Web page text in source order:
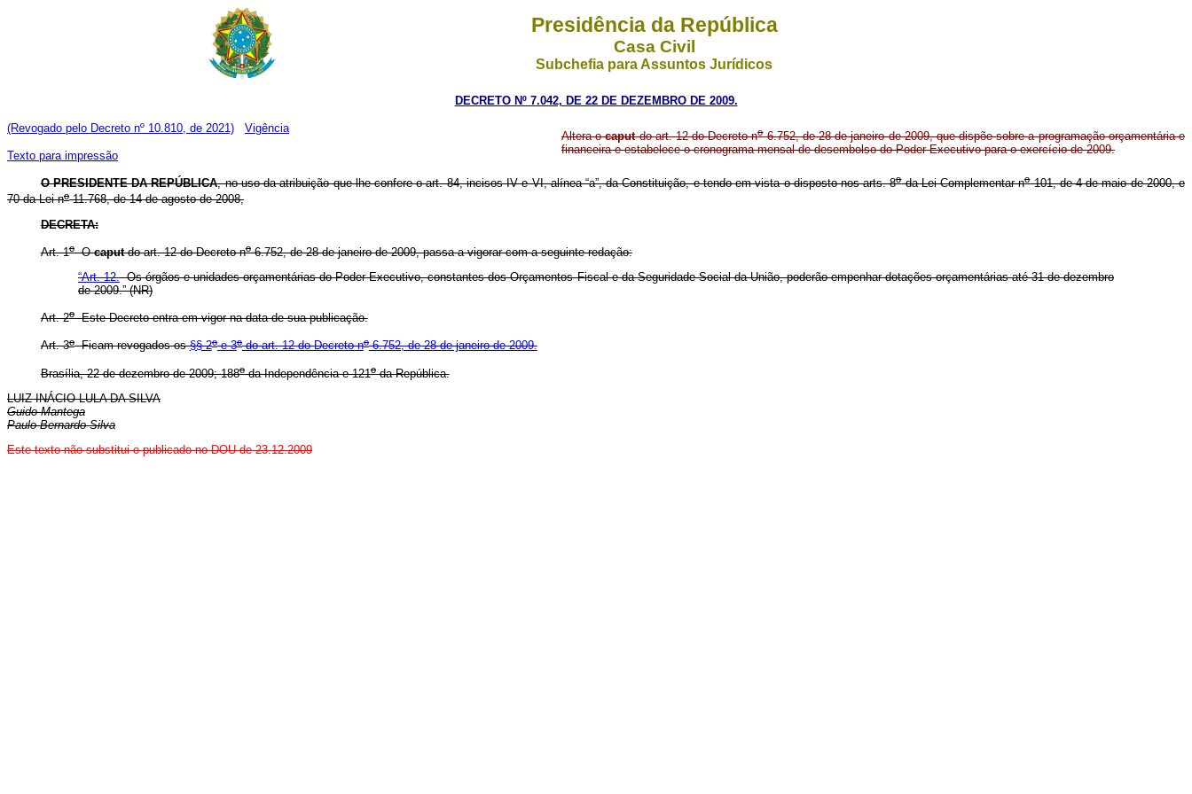
Presidência da República
Casa Civil
Subchefia para Assuntos Jurídicos
DECRETO Nº 7.042, DE 22 DE DEZEMBRO DE 2009.
(Revogado pelo Decreto nº 10.810, de 2021) Vigência
Texto para impressão
Altera ocaputdo art. 12 do Decreto no6.752, de 28 de janeiro de 2009, que dispõe sobre a programação orçamentária e
financeira e estabelece o cronograma mensal de desembolso do Poder Executivo para o exercício de 2009.
O PRESIDENTE DA REPÚBLICA, no uso da atribuição que lhe confere o art. 84, incisos IV e VI, alínea “a”, da Constituição, e tendo em vista o disposto nos arts. 8oda Lei Complementar no101, de 4 de maio de 2000, e
70 da Lei no11.768, de 14 de agosto de 2008,
DECRETA:
Art. 1oOcaputdo art. 12 do Decreto no6.752, de 28 de janeiro de 2009, passa a vigorar com a seguinte redação:
“Art. 12.Os órgãos e unidades orçamentárias do Poder Executivo, constantes dos Orçamentos Fiscal e da Seguridade Social da União, poderão empenhar dotações orçamentárias até 31 de dezembro
de 2009.” (NR)
Art. 2oEste Decreto entra em vigor na data de sua publicação.
Art. 3oFicam revogados os§§ 2oe 3odo art. 12 do Decreto no6.752, de 28 de janeiro de 2009.
Brasília, 22 de dezembro de 2009; 188oda Independência e 121oda República.
LUIZ INÁCIO LULA DA SILVA
Guido Mantega
Paulo Bernardo Silva
Este texto não substitui o publicado no DOU de 23.12.2009